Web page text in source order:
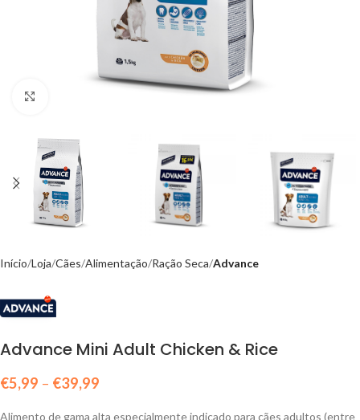
Início Loja Cães Alimentação Ração Seca Advance
Advance Mini Adult Chicken & Rice
€5,99 – €39,99
Alimento de gama alta especialmente indicado para cães adultos (entre